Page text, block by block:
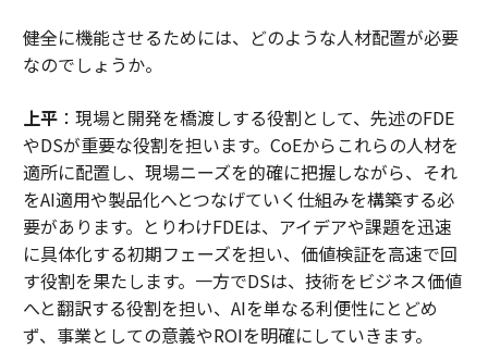
――健全に機能させるためには、どのような人材配置が必要
なのでしょうか。
上平：現場と開発を橋渡しする役割として、先述のFDE
やDSが重要な役割を担います。CoEからこれらの人材を
適所に配置し、現場ニーズを的確に把握しながら、それ
をAI適用や製品化へとつなげていく仕組みを構築する必
要があります。とりわけFDEは、アイデアや課題を迅速
に具体化する初期フェーズを担い、価値検証を高速で回
す役割を果たします。一方でDSは、技術をビジネス価値
へと翻訳する役割を担い、AIを単なる利便性にとどめ
ず、事業としての意義やROIを明確にしていきます。